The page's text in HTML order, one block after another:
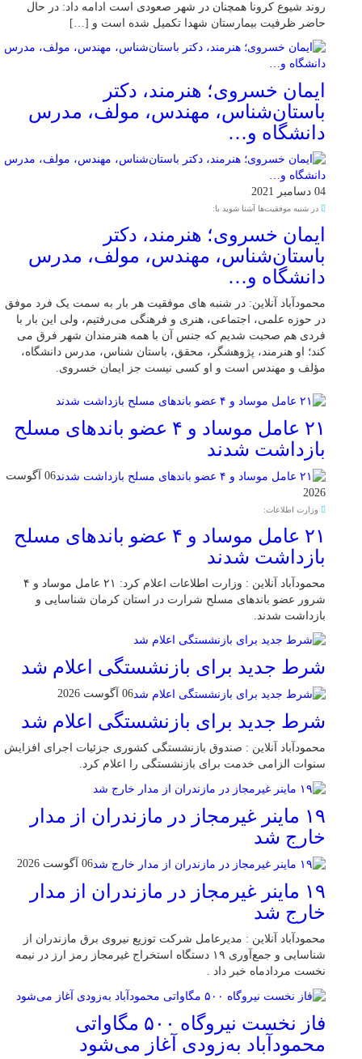
روند شیوع کرونا همچنان در شهر صعودی است ادامه داد: در حال
حاضر ظرفیت بیمارستان شهدا تکمیل شده است و […]
ایمان خسروی؛ هنرمند، دکتر
باستان‌شناس، مهندس، مولف، مدرس
دانشگاه و…
04 دسامبر 2021
در شنبه موفقیت‌ها آشنا شوید با:
ایمان خسروی؛ هنرمند، دکتر
باستان‌شناس، مهندس، مولف، مدرس
دانشگاه و…
محمودآباد آنلاین: در شنبه های موفقیت هر بار به سمت یک فرد موفق
در حوزه علمی، اجتماعی، هنری و فرهنگی می‌رفتیم، ولی این بار با
فردی هم صحبت شدیم که جنس آن با همه هنرمندان شهر فرق می
کند؛ او هنرمند، پژوهشگر، محقق، باستان شناس، مدرس دانشگاه،
مؤلف و مهندس است و او کسی نیست جز ایمان خسروی.
۲۱ عامل موساد و ۴ عضو باند‌های مسلح
بازداشت شدند
06 آگوست
2026
وزارت اطلاعات:
۲۱ عامل موساد و ۴ عضو باند‌های مسلح
بازداشت شدند
محمودآباد آنلاین : وزارت اطلاعات اعلام کرد: ۲۱ عامل موساد و ۴
شرور عضو باند‌های مسلح شرارت در استان کرمان شناسایی و
بازداشت شدند.
شرط جدید برای بازنشستگی اعلام شد
06 آگوست 2026
شرط جدید برای بازنشستگی اعلام شد
محمودآباد آنلاین : صندوق بازنشستگی کشوری جزئیات اجرای افزایش
سنوات الزامی خدمت برای بازنشستگی را اعلام کرد.
۱۹ ماینر غیرمجاز در مازندران از مدار
خارج شد
06 آگوست 2026
۱۹ ماینر غیرمجاز در مازندران از مدار
خارج شد
محمودآباد آنلاین : مدیرعامل شرکت توزیع نیروی برق مازندران از
شناسایی و جمع‌آوری ۱۹ دستگاه استخراج غیرمجاز رمز ارز در نیمه
نخست مردادماه خبر داد .
فاز نخست نیروگاه ۵۰۰ مگاواتی
محمودآباد به‌زودی آغاز می‌شود